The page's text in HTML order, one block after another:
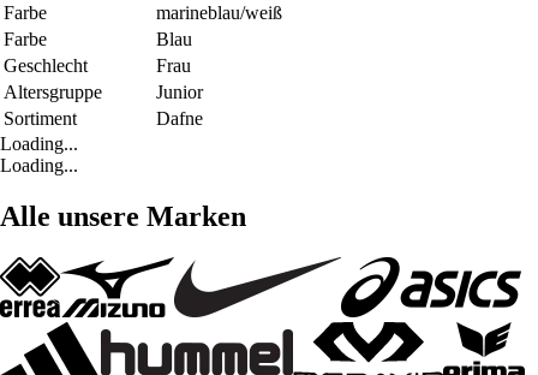
Farbe
marineblau/weiß
Farbe
Blau
Geschlecht
Frau
Altersgruppe
Junior
Sortiment
Dafne
Loading...
Loading...
Alle unsere Marken